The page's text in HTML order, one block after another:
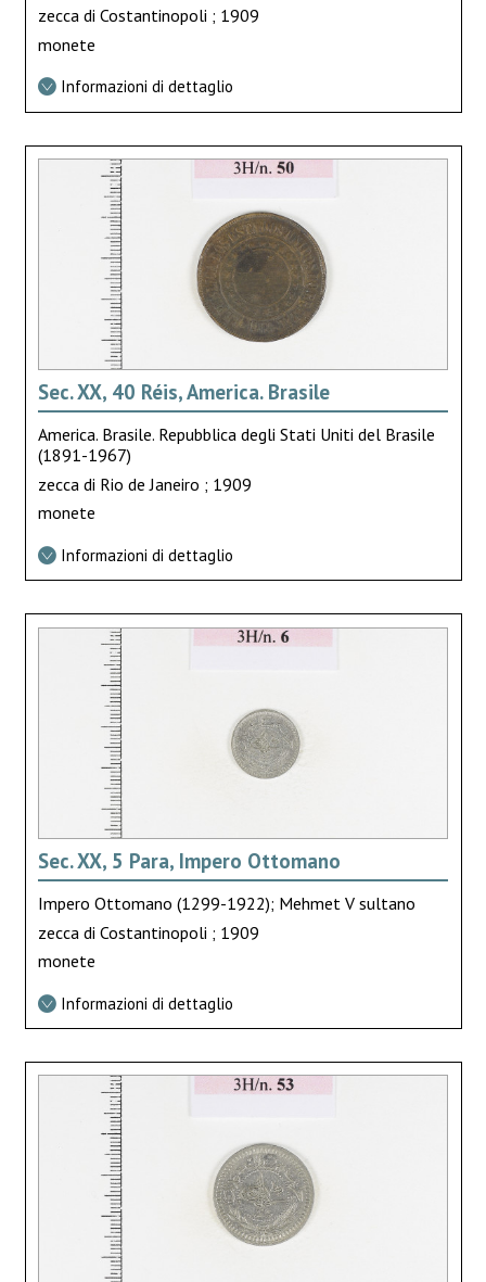
zecca di Costantinopoli ; 1909
monete
Informazioni di dettaglio
Sec. XX, 40 Réis, America. Brasile
America. Brasile. Repubblica degli Stati Uniti del Brasile
(1891-1967)
zecca di Rio de Janeiro ; 1909
monete
Informazioni di dettaglio
Sec. XX, 5 Para, Impero Ottomano
Impero Ottomano (1299-1922); Mehmet V sultano
zecca di Costantinopoli ; 1909
monete
Informazioni di dettaglio